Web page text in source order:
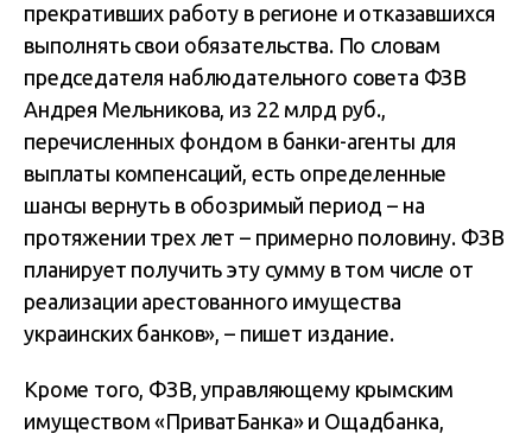
прекративших работу в регионе и отказавшихся
выполнять свои обязательства. По словам
председателя наблюдательного совета ФЗВ
Андрея Мельникова, из 22 млрд руб.,
перечисленных фондом в банки-агенты для
выплаты компенсаций, есть определенные
шансы вернуть в обозримый период – на
протяжении трех лет – примерно половину. ФЗВ
планирует получить эту сумму в том числе от
реализации арестованного имущества
украинских банков», – пишет издание.
Кроме того, ФЗВ, управляющему крымским
имуществом «ПриватБанка» и Ощадбанка,